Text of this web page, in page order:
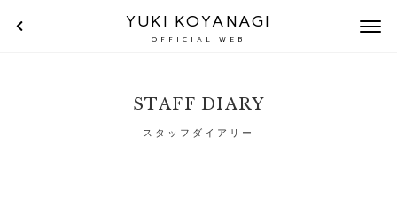
YUKI KOYANAGI
OFFICIAL WEB
STAFF DIARY
スタッフダイアリー